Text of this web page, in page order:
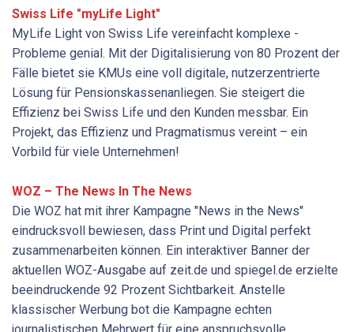
Swiss Life "myLife Light"
MyLife Light von Swiss Life vereinfacht komplexe ­
Probleme genial. Mit der Digitalisierung von 80 Prozent der
Fälle bietet sie KMUs eine voll digitale, nutzer­zentrierte
Lösung für Pensionskassenanliegen. Sie ­steigert die
Effizienz bei Swiss Life und den Kunden messbar. Ein
Projekt, das Effizienz und Pragmatismus vereint – ein
Vorbild für viele Unternehmen!
WOZ – The News In The News
Die WOZ hat mit ihrer Kampagne "News in the News"
eindrucksvoll bewiesen, dass Print und Digital perfekt
zusammenarbeiten können. Ein interaktiver Banner der
aktuellen WOZ-Ausgabe auf zeit.de und spiegel.de erzielte
beeindruckende 92 Prozent Sichtbarkeit. Anstelle
klassischer Werbung bot die Kampagne echten